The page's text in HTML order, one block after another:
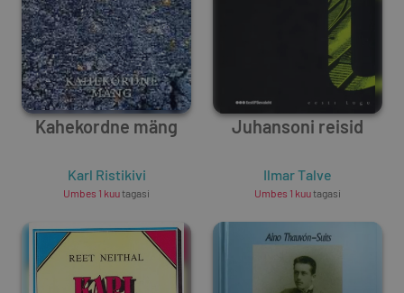
Kahekordne mäng
Karl Ristikivi
Umbes 1 kuutagasi
Juhansoni reisid
Ilmar Talve
Umbes 1 kuutagasi